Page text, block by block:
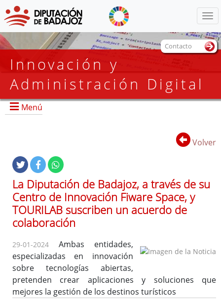
Innovación y
Administración Digital
Menú
Portada
Organigrama
Transparencia, Calidad y Atención al Ciudadano
Smart Provincia
Actualidad
Sede Electrónica
Consulta de facturas
Códigos FACe de Diputación
Normativa
Volver
La Diputación de Badajoz, a través de su
Centro de Innovación Fiware Space, y
TOURILAB suscriben un acuerdo de
colaboración
29-01-2024 Ambas entidades,
especializadas en innovación
sobre tecnologías abiertas,
pretenden crear aplicaciones y soluciones que
mejores la gestión de los destinos turísticos
Contacto